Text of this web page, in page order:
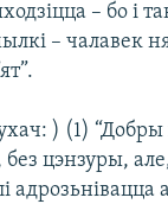
– бо і
– чалавек
) (1)
без цэнзуры,